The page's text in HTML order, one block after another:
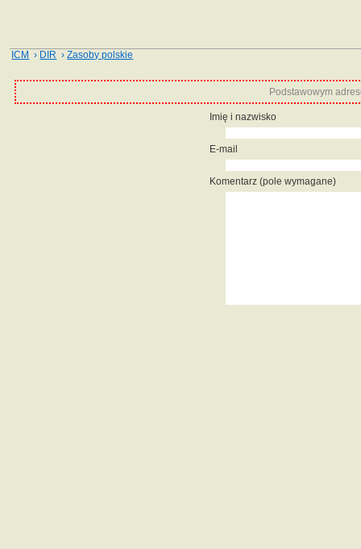
ICM › DIR ›Zasoby polskie
Podstawowym
Imię i nazwisko
E-mail
Komentarz (pole wymagane)